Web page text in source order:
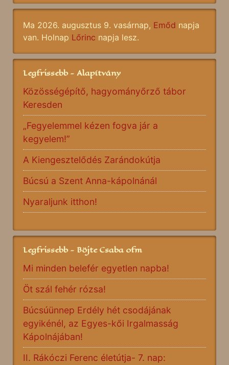
Ma 2026. augusztus 9. vasárnap, Emőd napja
van. Holnap Lőrinc napja lesz.
Legfrissebb - Alapítvány
Közösségépítő, hagyományőrző tábor
Keresden
„Fegyelemmel kézen fogva jár a
kegyelem!”
A Kiengesztelődés Zarándokútja
Búcsú a Szent Anna-kápolnánál
Nyaraljunk itthon!
Legfrissebb - Böjte Csaba ofm
Mi minden belefér egyetlen napba!
Öt szál fehér rózsa!
Búcsúünnep Erdély hét csodájának
egyikénél, az Egyes-kői Irgalmasság
Kápolnájában!
II. Rákóczi Ferenc életútja- 7. nap: